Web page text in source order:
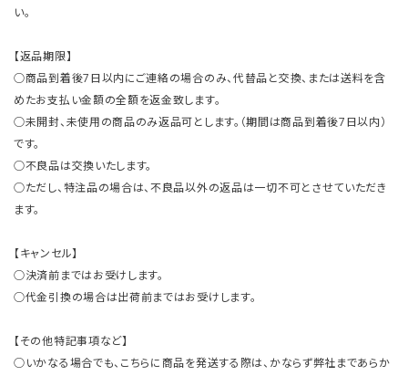
い。
【返品期限】
○商品到着後7日以内にご連絡の場合のみ、代替品と交換、または送料を含
めたお支払い金額の全額を返金致します。
○未開封、未使用の商品のみ返品可とします。（期間は商品到着後7日以内）
です。
○不良品は交換いたします。
○ただし、特注品の場合は、不良品以外の返品は一切不可とさせていただき
ます。
【キャンセル】
○決済前まではお受けします。
○代金引換の場合は出荷前まではお受けします。
【その他特記事項など】
○いかなる場合でも、こちらに商品を発送する際は、かならず弊社まであらか